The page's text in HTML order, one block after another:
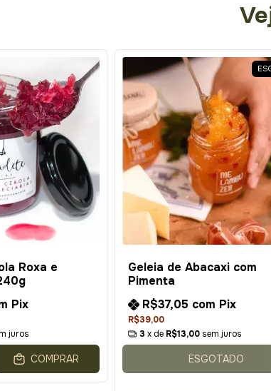
Roxa e
Pix
juros
COMPRAR
Geleia de Abacaxi com
Pimenta
R$39,00
R$37,05 com Pix
3 x de R$13,00 sem juros
ESGOTADO